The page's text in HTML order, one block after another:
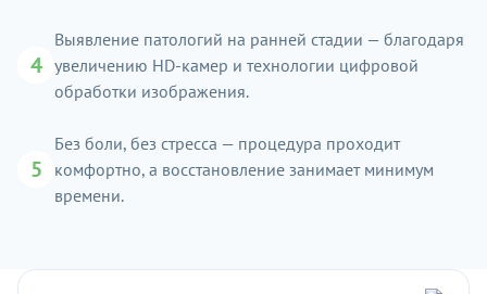
4
Выявление патологий на ранней стадии — благодаря
увеличению HD-камер и технологии цифровой
обработки изображения.
5
Без боли, без стресса — процедура проходит
комфортно, а восстановление занимает минимум
времени.